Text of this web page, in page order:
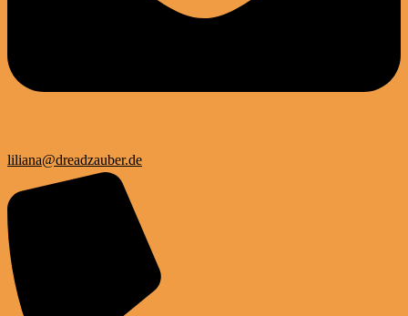
liliana@dreadzauber.de